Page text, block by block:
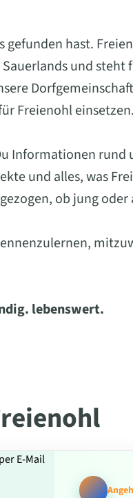
gefunden hast.
und
Freienohl einsetzen.
Informationen rund
und alles, was
ob jung
lebenswert.